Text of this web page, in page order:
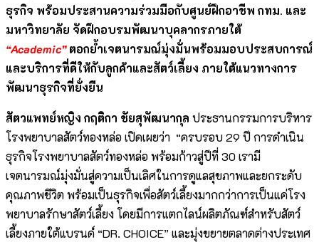
ธุรกิจ พร้อมประสานความร่วมมือกับศูนย์ฝึกอาชีพ กทม. และ
มหาวิทยาลัย จัดฝึกอบรมพัฒนาบุคลากรภายใต้
“Academic”ตอกย้ำเจตนารมณ์มุ่งมั่นพร้อมมอบประสบการณ์
และบริการที่ดีให้กับลูกค้าและสัตว์เลี้ยง ภายใต้แนวทางการ
พัฒนาธุรกิจที่ยั่งยืน
สัตวแพทย์หญิง กฤติกา ชัยสุพัฒนากุล ประธานกรรมการบริหาร
โรงพยาบาลสัตว์ทองหล่อ เปิดเผยว่า “ครบรอบ 29 ปี การดำเนิน
ธุรกิจโรงพยาบาลสัตว์ทองหล่อ พร้อมก้าวสู่ปีที่ 30 เรามี
เจตนารมณ์มุ่งมั่นสู่ความเป็นเลิศในการดูแลสุขภาพและยกระดับ
คุณภาพชีวิต พร้อมเป็นธุรกิจเพื่อสัตว์เลี้ยงมากกว่าการเป็นแค่โรง
พยาบาลรักษาสัตว์เลี้ยง โดยมีการแตกไลน์ผลิตภัณฑ์สำหรับสัตว์
เลี้ยงภายใต้แบรนด์ “DR. CHOICE” และมุ่งขยายตลาดต่างประเทศ